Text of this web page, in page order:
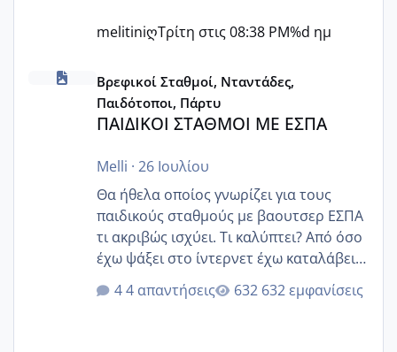
melitiniღΤρίτη στις 08:38 PM%d ημ
ΠΑΙΔΙΚΟΙ ΣΤΑΘΜΟΙ ΜΕ ΕΣΠΑ
Βρεφικοί Σταθμοί, Νταντάδες,
Παιδότοποι, Πάρτυ
ΠΑΙΔΙΚΟΙ ΣΤΑΘΜΟΙ ΜΕ ΕΣΠΑ
Melli · 26 Ιουλίου
Θα ήθελα οποίος γνωρίζει για τους
παιδικούς σταθμούς με βαουτσερ ΕΣΠΑ
τι ακριβώς ισχύει. Τι καλύπτει? Από όσο
έχω ψάξει στο ίντερνετ έχω καταλάβει
ότι το βαουτσερ καλύπτει όλα τα
δίδακτρα και τα τροφεια του ιδιωτικού
4 απαντήσεις 632 εμφανίσεις